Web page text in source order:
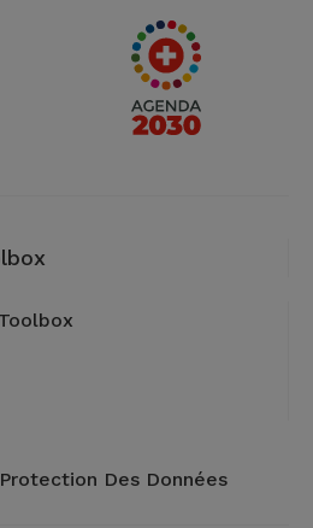
Des Données